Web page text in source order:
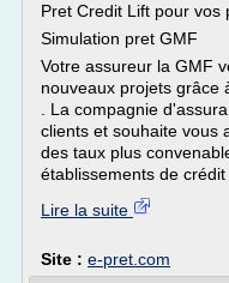
Pret Credit Lift pour vos
Simulation pret GMF
Votre assureur la GMF
nouveaux projets grâce
. La compagnie
clients et souhaite vous
des taux plus
établissements de crédit
Lire la suite
Site : e-pret.com